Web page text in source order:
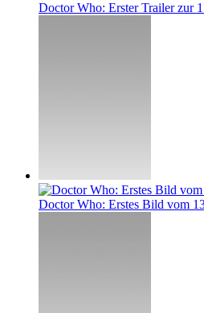
Doctor Who: Erster Trailer zur
Doctor Who: Erstes Bild vom